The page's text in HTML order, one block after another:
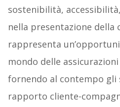
sostenibilità,
nella presentazione della
rappresenta
mondo delle
fornendo al contempo
rapporto cliente-